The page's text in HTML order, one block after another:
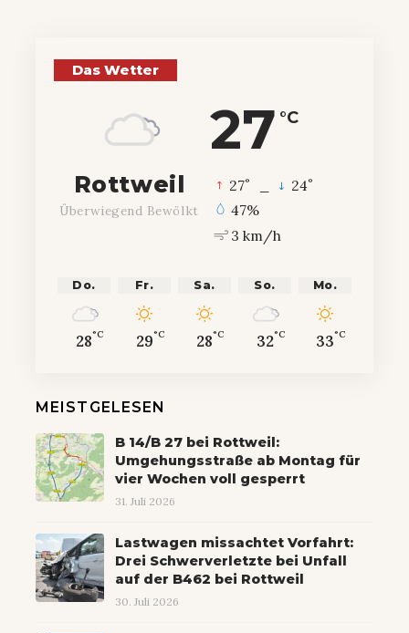
Das Wetter
27 °C
Rottweil
Überwiegend Bewölkt
27° 24°
47%
3 km/h
Do.
28°C
Fr.
29°C
Sa.
28°C
So.
32°C
Mo.
33°C
MEISTGELESEN
B 14/B 27 bei Rottweil:
Umgehungsstraße ab Montag für
vier Wochen voll gesperrt
31. Juli 2026
Lastwagen missachtet Vorfahrt:
Drei Schwerverletzte bei Unfall
auf der B462 bei Rottweil
30. Juli 2026